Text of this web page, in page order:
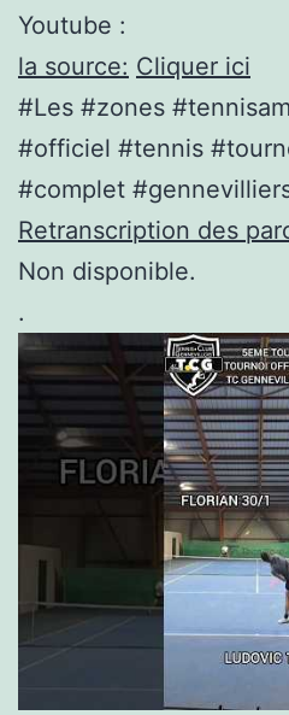
Youtube :
la source: Cliquer ici
#Les #zones
#officiel #tennis
#complet
Retranscription des
Non disponible.
.